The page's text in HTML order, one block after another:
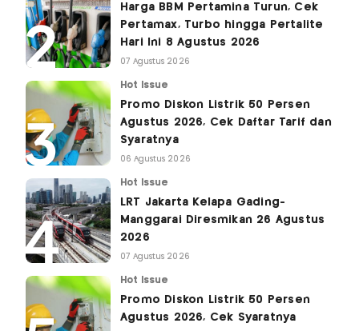
Harga BBM Pertamina Turun, Cek
Pertamax, Turbo hingga Pertalite
Hari Ini 8 Agustus 2026
07 Agustus 2026
Hot Issue
Promo Diskon Listrik 50 Persen
Agustus 2026, Cek Daftar Tarif dan
Syaratnya
06 Agustus 2026
Hot Issue
LRT Jakarta Kelapa Gading-
Manggarai Diresmikan 26 Agustus
2026
07 Agustus 2026
Hot Issue
Promo Diskon Listrik 50 Persen
Agustus 2026, Cek Syaratnya